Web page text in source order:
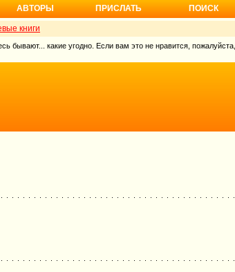
АВТОРЫ ПРИСЛАТЬ ПОИСК
книги
бывают... какие угодно. Если вам это не нравится, пожалуйста,